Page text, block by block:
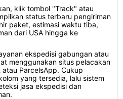
klik tombol "Track" atau
status terbaru pengiriman
paket, estimasi waktu tiba,
dari USA hingga ke
ekspedisi gabungan atau
menggunakan situs pelacakan
ParcelsApp. Cukup
yang tersedia, lalu sistem
jasa ekspedisi dan